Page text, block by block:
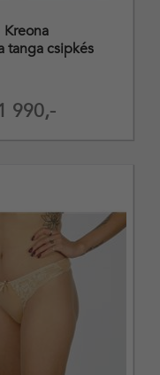
990,-
Kreona
tanga csipkés